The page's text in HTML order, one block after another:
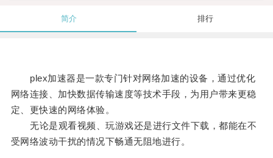
简介 排行
plex加速器是一款专门针对网络加速的设备，通过优化
网络连接、加快数据传输速度等技术手段，为用户带来更稳
定、更快速的网络体验。
无论是观看视频、玩游戏还是进行文件下载，都能在不
受网络波动干扰的情况下畅通无阻地进行。